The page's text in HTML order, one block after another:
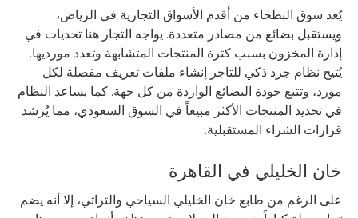
يُعد سوق البطحاء من أقدم الأسواق التجارية في الرياض،
ويستقبل بضائع من مصادر متعددة. يواجه التجار هنا تحديات في
إدارة المخزون بسبب كثرة المنتجات المتشابهة وتعدد مورديها.
يُتيح نظام جرد ذكي للتاجر إنشاء ملفات تعريف مفصلة لكل
مورد، وتتبع جودة البضائع الواردة من كل جهة. كما يساعد النظام
في تحديد المنتجات الأكثر مبيعاً في السوق السعودي، مما يُرشد
قرارات الشراء المستقبلية.
خان الخليلي في القاهرة
على الرغم من طابع خان الخليلي السياحي والتراثي، إلا أنه يضم